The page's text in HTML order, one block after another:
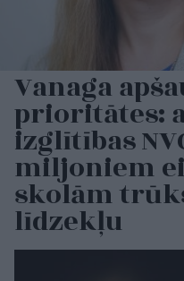
Vanaga
prioritātes:
izglītības
miljoniem
skolām
līdzekļu